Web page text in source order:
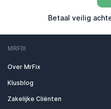
Betaal veilig
MRFIX
Over MrFix
Klusblog
Zakelijke Cliënten